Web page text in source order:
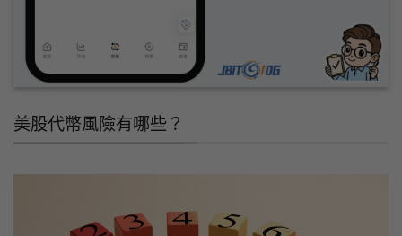
美股代幣風險有哪些？